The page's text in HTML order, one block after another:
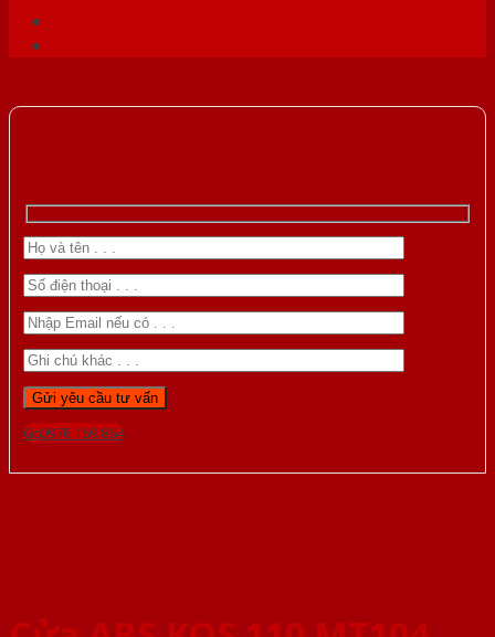
Gọi 0976.169.864